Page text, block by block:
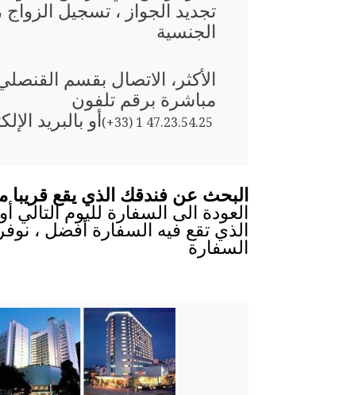
تجديد الجواز ، تسجيل
الجنسية
الأكثر، الاتصال بقسم
مباشرة برقم تلفون
(+33) 1 47.23.54.25أو بالبريد
البحث عن فندقك الذي يقع
العودة الى السفارة لليوم
الذي تقع فيه السفارة أفضل ،
السفارة